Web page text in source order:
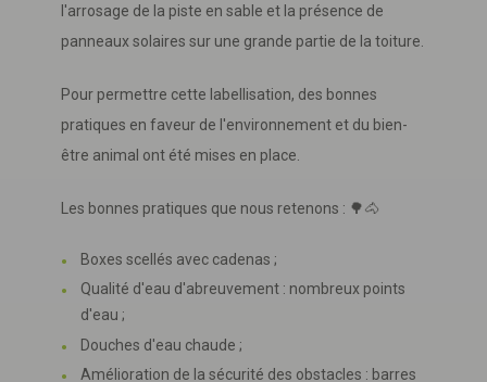
l'arrosage de la piste en sable et la présence de
panneaux solaires sur une grande partie de la toiture.
Pour permettre cette labellisation, des bonnes
pratiques en faveur de l'environnement et du bien-
être animal ont été mises en place.
Les bonnes pratiques que nous retenons : 🌳🐴
Boxes scellés avec cadenas ;
Qualité d'eau d'abreuvement : nombreux points
d'eau ;
Douches d'eau chaude ;
Amélioration de la sécurité des obstacles : barres